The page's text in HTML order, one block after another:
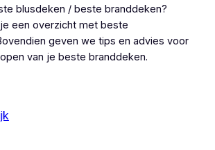
blusdeken / beste branddeken?
een overzicht met beste
geven we tips en advies voor
van je beste branddeken.